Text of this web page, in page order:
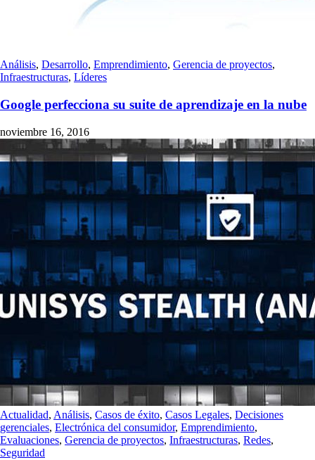
Análisis, Desarrollo, Emprendimiento, Gerencia de proyectos,
Infraestructuras, Líderes
Google perfecciona su suite de aprendizaje en la nube
noviembre 16, 2016
Actualidad, Análisis, Casos de éxito, Casos Legales, Decisiones
gerenciales, Electrónica del consumidor, Emprendimiento,
Evaluaciones, Gerencia de proyectos, Infraestructuras, Redes,
Seguridad